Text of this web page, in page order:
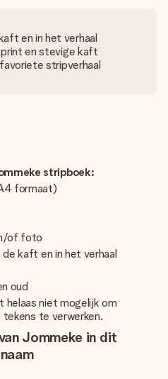
en in het verhaal
print en stevige kaft
stripverhaal
stripboek:
formaat)
of foto
kaft en in het verhaal
oud
helaas niet mogelijk om
tekens te verwerken.
Jommeke in dit